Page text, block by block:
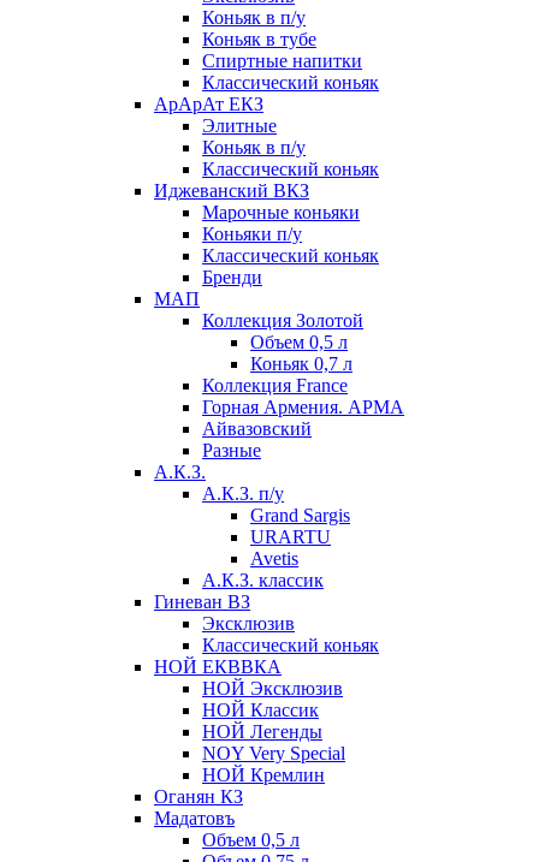
Коньяк в п/у
Коньяк в тубе
Спиртные напитки
Классический коньяк
АрАрАт ЕКЗ
Элитные
Коньяк в п/у
Классический коньяк
Иджеванский ВКЗ
Марочные коньяки
Коньяки п/у
Классический коньяк
Бренди
МАП
Коллекция Золотой
Объем 0,5 л
Коньяк 0,7 л
Коллекция France
Горная Армения. АРМА
Айвазовский
Разные
А.К.З.
А.К.З. п/у
Grand Sargis
URARTU
Avetis
А.К.З. классик
Гиневан ВЗ
Эксклюзив
Классический коньяк
НОЙ ЕКВВКА
НОЙ Эксклюзив
НОЙ Классик
НОЙ Легенды
NOY Very Speсial
НОЙ Кремлин
Оганян КЗ
Мадатовъ
Объем 0,5 л